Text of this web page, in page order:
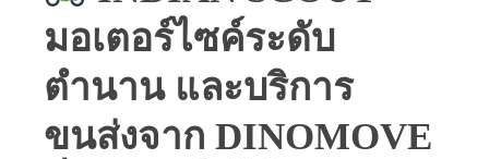
มอเตอร์ไซค์ระดับ
ตำนาน และบริการ
ขนส่งจาก DINOMOVE